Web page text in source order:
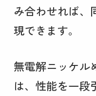
み合わせれば、
現できます。
無電解ニッケル
は、性能を一段